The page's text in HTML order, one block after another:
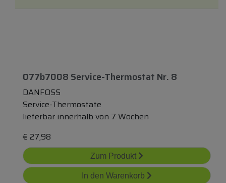
077b7008 Service-Thermostat Nr. 8
DANFOSS
Service-Thermostate
lieferbar innerhalb von 7 Wochen
€ 27,98
Zum Produkt
In den Warenkorb